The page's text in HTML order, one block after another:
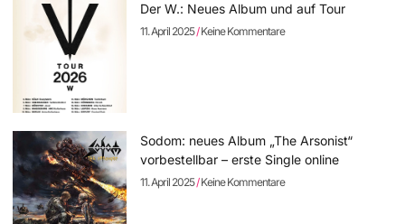
Der W.: Neues Album und auf Tour
11. April 2025 Keine Kommentare
Sodom: neues Album „The Arsonist“
vorbestellbar – erste Single online
11. April 2025 Keine Kommentare